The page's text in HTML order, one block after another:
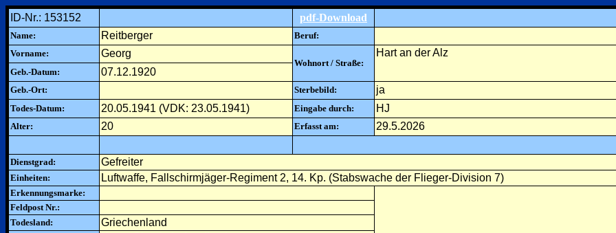
ID-Nr.: 153152 pdf-Download
Name: Reitberger
Beruf:
Vorname:
Georg
Wohnort / Straße:
Hart an der Alz
Geb.-Datum: 07.12.1920
Geb.-Ort: Sterbebild: ja
Todes-Datum: 20.05.1941 (VDK: 23.05.1941) Eingabe durch: HJ
Alter: 20 Erfasst am: 29.5.2026
Dienstgrad: Gefreiter
Einheiten: Luftwaffe, Fallschirmjäger-Regiment 2, 14. Kp. (Stabswache der Flieger-Division 7)
Erkennungsmarke:
Feldpost Nr.:
Todesland:
Griechenland